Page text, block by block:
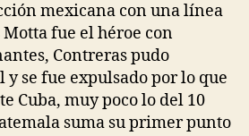
mexicana con una línea
fue el héroe con
Contreras pudo
se fue expulsado por lo que
Cuba, muy poco lo del 10
suma su primer punto